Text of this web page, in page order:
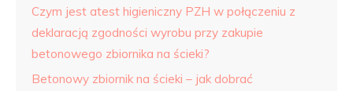
Czym jest atest higieniczny PZH w połączeniu z
deklaracją zgodności wyrobu przy zakupie
betonowego zbiornika na ścieki?
Betonowy zbiornik na ścieki – jak dobrać